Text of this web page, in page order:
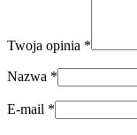
Twoja opinia *
Nazwa *
E-mail *